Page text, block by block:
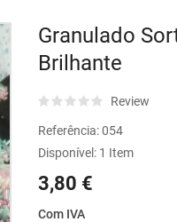
Granulado
Brilhante
Review
Referência:054
Disponível: 1 Item
3,80 €
Com IVA